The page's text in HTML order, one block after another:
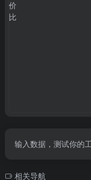
输入数据，测试你的
相关导航